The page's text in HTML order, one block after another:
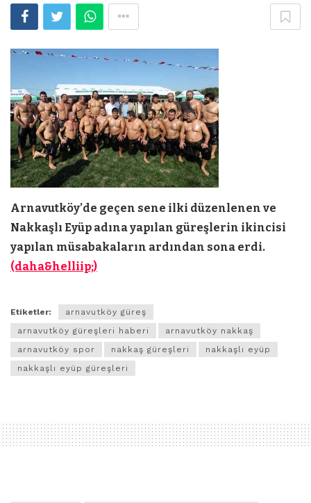
Arnavutköy’de geçen sene ilki düzenlenen ve
Nakkaşlı Eyüp adına yapılan güreşlerin ikincisi
yapılan müsabakaların ardından sona erdi.
(daha&helliip;)
Etiketler:
arnavutköy güreş
arnavutköy güreşleri haberi
arnavutköy nakkaş
arnavutköy spor
nakkaş güreşleri
nakkaşlı eyüp
nakkaşlı eyüp güreşleri